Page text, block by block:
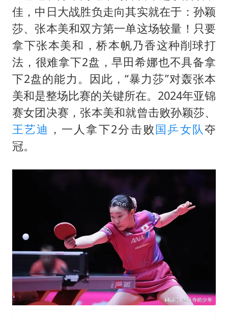
佳，中日大战胜负走向其实就在于：孙颖
莎、张本美和双方第一单这场较量！只要
拿下张本美和，桥本帆乃香这种削球打
法，很难拿下2盘，早田希娜也不具备拿
下2盘的能力。因此，“暴力莎”对轰张本
美和是整场比赛的关键所在。2024年亚锦
赛女团决赛，张本美和就曾击败孙颖莎、
王艺迪 ，一人拿下2分击败国乒女队夺
冠。